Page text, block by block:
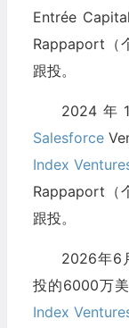
Entrée
Rappaport（
跟投。
2024年
Salesforce
Index
Rappaport（
跟投。
2026年6
投的6000万
Index